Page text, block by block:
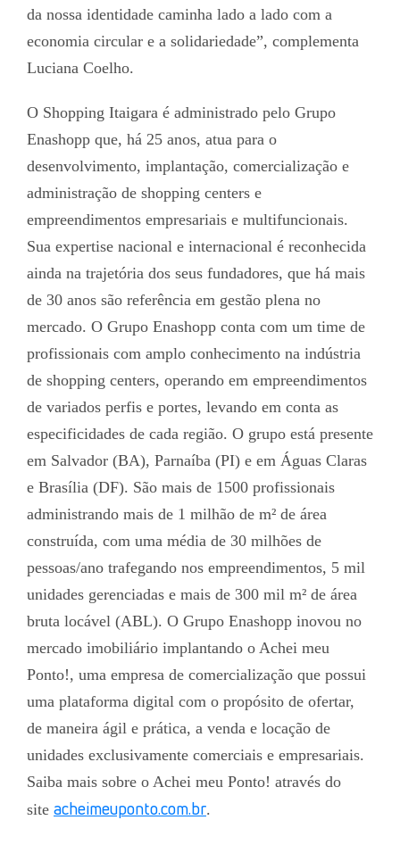
da nossa identidade caminha lado a lado com a
economia circular e a solidariedade”, complementa
Luciana Coelho.
O Shopping Itaigara é administrado pelo Grupo
Enashopp que, há 25 anos, atua para o
desenvolvimento, implantação, comercialização e
administração de shopping centers e
empreendimentos empresariais e multifuncionais.
Sua expertise nacional e internacional é reconhecida
ainda na trajetória dos seus fundadores, que há mais
de 30 anos são referência em gestão plena no
mercado. O Grupo Enashopp conta com um time de
profissionais com amplo conhecimento na indústria
de shopping centers, operando em empreendimentos
de variados perfis e portes, levando em conta as
especificidades de cada região. O grupo está presente
em Salvador (BA), Parnaíba (PI) e em Águas Claras
e Brasília (DF). São mais de 1500 profissionais
administrando mais de 1 milhão de m² de área
construída, com uma média de 30 milhões de
pessoas/ano trafegando nos empreendimentos, 5 mil
unidades gerenciadas e mais de 300 mil m² de área
bruta locável (ABL). O Grupo Enashopp inovou no
mercado imobiliário implantando o Achei meu
Ponto!, uma empresa de comercialização que possui
uma plataforma digital com o propósito de ofertar,
de maneira ágil e prática, a venda e locação de
unidades exclusivamente comerciais e empresariais.
Saiba mais sobre o Achei meu Ponto! através do
site acheimeuponto.com.br.